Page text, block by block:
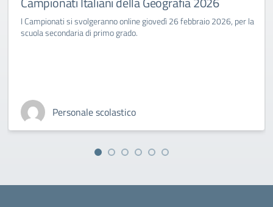
I Campionati si svolgeranno online giovedì 26 febbraio 2026, per la
scuola secondaria di primo grado.
Personale scolastico